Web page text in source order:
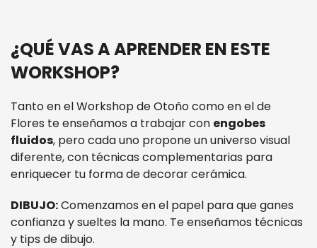
¿QUÉ VAS A APRENDER EN ESTE
WORKSHOP?
Tanto en el Workshop de Otoño como en el de
Flores te enseñamos a trabajar con engobes
fluidos, pero cada uno propone un universo visual
diferente, con técnicas complementarias para
enriquecer tu forma de decorar cerámica.
DIBUJO:Comenzamos en el papel para que ganes
confianza y sueltes la mano. Te enseñamos técnicas
y tips de dibujo.